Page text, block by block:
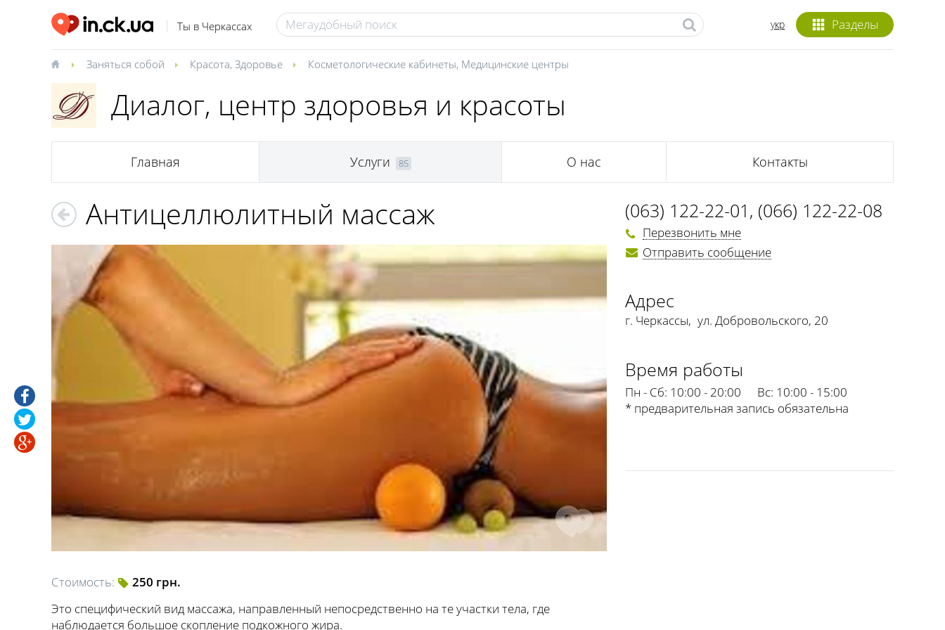
Ты в Черкассах Разделы
укр
Заняться собой Красота, Здоровье Косметологические кабинеты, Медицинские центры
Диалог, центр здоровья и красоты
Главная Услуги 85 О нас Контакты
Антицеллюлитный массаж
Стоимость:
250 грн.
Это специфический вид массажа, направленный непосредственно на те участки тела, где
наблюдается большое скопление подкожного жира.
(063) 122-22-01, (066) 122-22-08
Перезвонить мне
Отправить сообщение
Адрес
г. Черкассы, ул. Добровольского, 20
Время работы
Пн - Сб: 10:00 - 20:00 Вс: 10:00 - 15:00
* предварительная запись обязательна